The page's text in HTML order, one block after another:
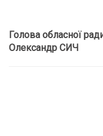
Голова
Олександр СИЧ